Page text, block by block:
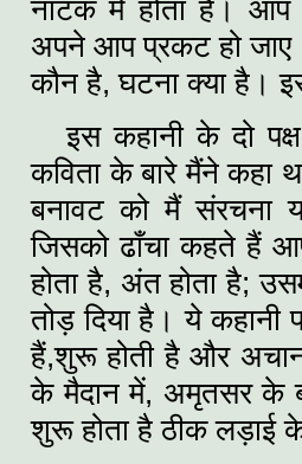
नाटक में होता है।
अपने आप प्रकट हो
कौन है, घटना क्‍या है।
इस कहानी के दो
कविता के बारे मैंने कहा
बनावट को मैं संरचना
जिसको ढाँचा कहते हैं
होता है, अंत होता है;
तोड़ दिया है। ये
हैं,शुरू होती है और
के मैदान में, अमृतसर के
शुरू होता है ठीक लड़ाई